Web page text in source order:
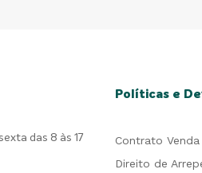
das 8 às 17
Políticas e
Contrato
Direito de